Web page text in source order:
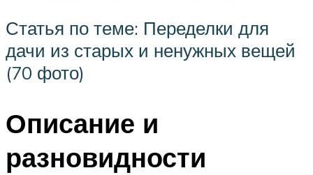
Статья по теме: Переделки для
дачи из старых и ненужных вещей
(70 фото)
Описание и
разновидности